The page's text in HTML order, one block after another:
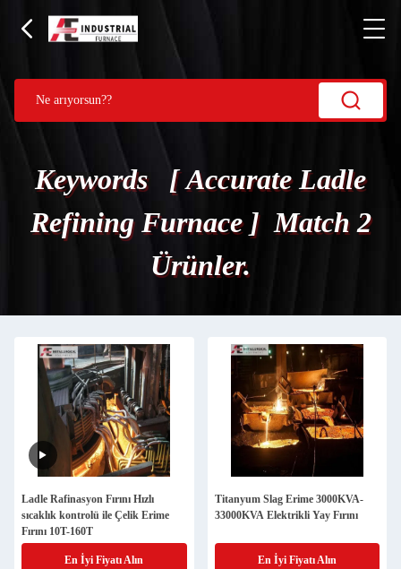
Keywords [ Accurate Ladle
Refining Furnace ] Match 2
Ürünler.
Ladle Rafinasyon Fırını Hızlı
sıcaklık kontrolü ile Çelik Erime
Fırını 10T-160T
En İyi Fiyatı Alın
Titanyum Slag Erime 3000KVA-
33000KVA Elektrikli Yay Fırını
En İyi Fiyatı Alın